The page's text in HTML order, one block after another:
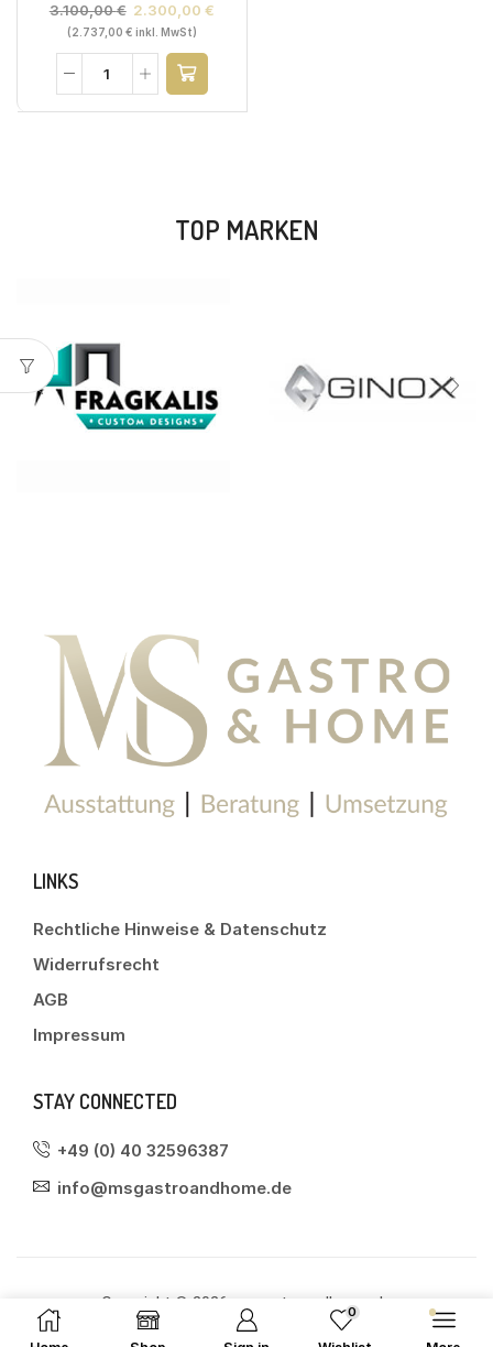
3.100,00€ 2.300,00 €
(2.737,00 € inkl. MwSt)
TOP MARKEN
LINKS
Rechtliche Hinweise & Datenschutz
Widerrufsrecht
AGB
Impressum
STAY CONNECTED
+49 (0) 40 32596387
info@msgastroandhome.de
Copyright © 2026 msgastroandhome.de
0